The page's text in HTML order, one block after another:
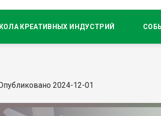
КРЕАТИВНЫХ ИНДУСТРИЙ
2024-12-01